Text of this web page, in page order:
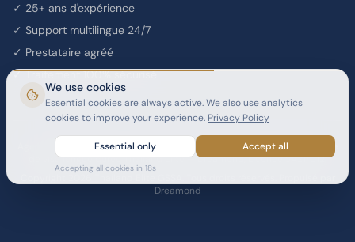
We use cookies
Essential cookies are always active. We also use analytics
cookies to improve your experience. Privacy Policy
Essential only Accept all
Accepting all cookies in 18s
✓ 25+ ans d'expérience
✓ Support multilingue 24/7
✓ Prestataire agréé
✓Traitement 100% sécurisé
Agent Général de Vente et de Services (GSSA) agréé pour le programme
de visa longue durée Thailand Elite — Dreamond, Licence SA21/012.
Dreamond